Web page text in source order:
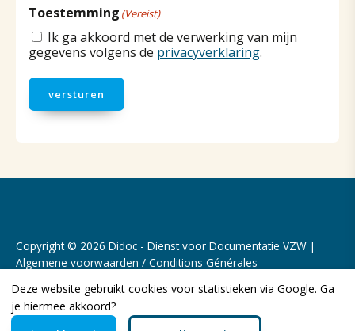
Toestemming (Vereist)
Ik ga akkoord met de verwerking van mijn
gegevens volgens de privacyverklaring.
versturen
Copyright © 2026 Didoc - Dienst voor Documentatie VZW |
Algemene voorwaarden / Conditions Générales
Realisatie website door:Webheld.nl
Deze website gebruikt cookies voor statistieken via Google. Ga
je hiermee akkoord?